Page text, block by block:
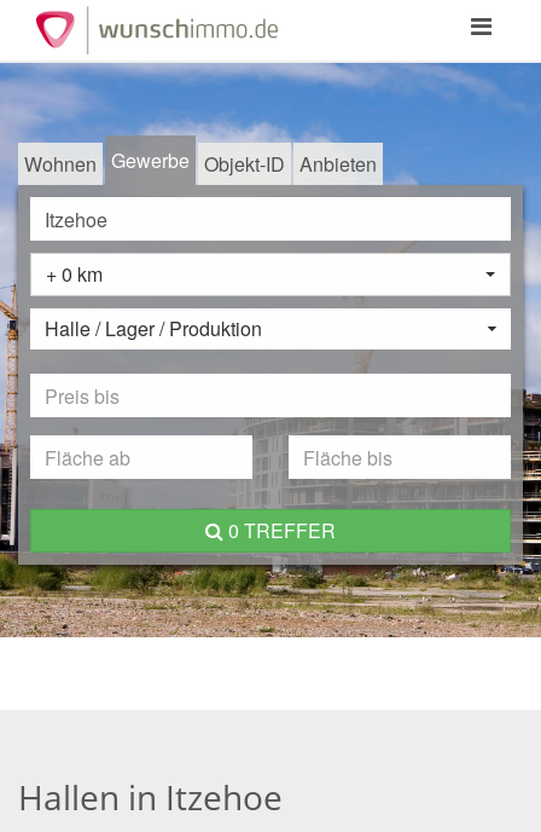
Toggle
Wohnen Gewerbe Objekt-ID Anbieten
+ 0 km
Halle / Lager / Produktion
0 TREFFER
Hallen in Itzehoe